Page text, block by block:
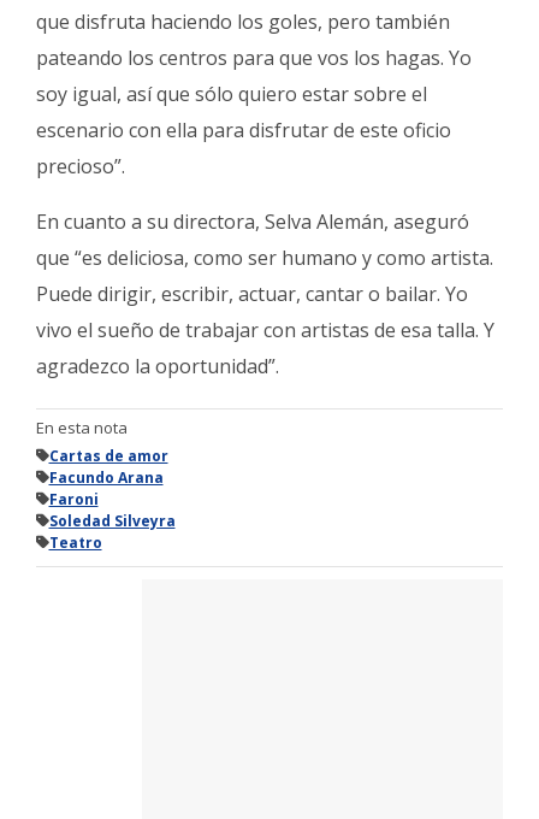
que disfruta haciendo los goles, pero también
pateando los centros para que vos los hagas. Yo
soy igual, así que sólo quiero estar sobre el
escenario con ella para disfrutar de este oficio
precioso”.
En cuanto a su directora, Selva Alemán, aseguró
que “es deliciosa, como ser humano y como artista.
Puede dirigir, escribir, actuar, cantar o bailar. Yo
vivo el sueño de trabajar con artistas de esa talla. Y
agradezco la oportunidad”.
En esta nota
Cartas de amor
Facundo Arana
Faroni
Soledad Silveyra
Teatro